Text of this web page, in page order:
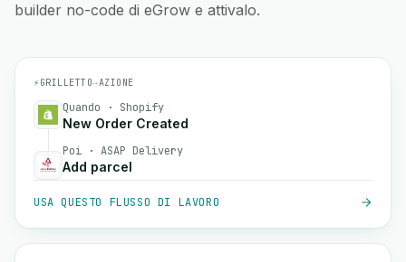
builder no-code di eGrow e attivalo.
⚡ GRILLETTO→AZIONE
Quando · Shopify
New Order Created
Poi · ASAP Delivery
Add parcel
USA QUESTO FLUSSO DI LAVORO